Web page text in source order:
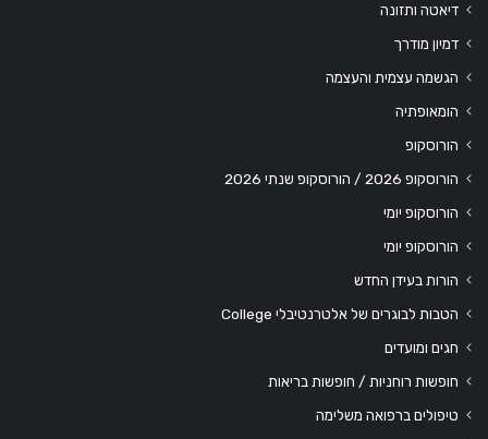
דיאטה ותזונה
דמיון מודרך
הגשמה עצמית והעצמה
הומאופתיה
הורוסקופ
הורוסקופ 2026 / הורוסקופ שנתי 2026
הורוסקופ יומי
הורוסקופ יומי
הורות בעידן החדש
הטבות לבוגרים של אלטרנטיבלי College
חגים ומועדים
חופשות רוחניות / חופשות בריאות
טיפולים ברפואה משלימה